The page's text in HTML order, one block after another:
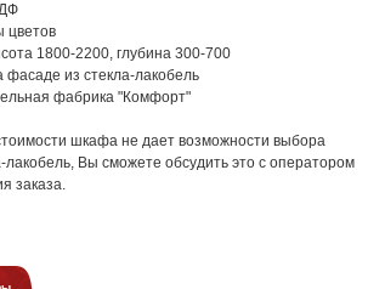
цветов
1800-2200, глубина 300-700
фасаде из стекла-лакобель
фабрика "Комфорт"
шкафа не дает возможности выбора
лакобель, Вы сможете обсудить это с оператором
заказа.